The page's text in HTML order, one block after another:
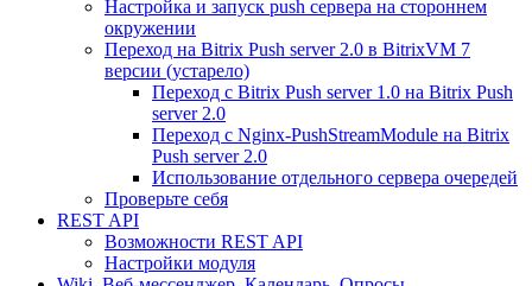
Настройка и запуск push сервера на стороннем
окружении
Переход на Bitrix Push server 2.0 в BitrixVM 7
версии (устарело)
Переход с Bitrix Push server 1.0 на Bitrix Push
server 2.0
Переход с Nginx-PushStreamModule на Bitrix
Push server 2.0
Использование отдельного сервера очередей
Проверьте себя
REST API
Возможности REST API
Настройки модуля